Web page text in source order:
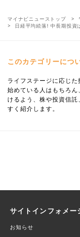
マイナビニューストップ
日経平均続落! 中長期投資
このカテゴリーにつ
ライフステージに応じ
始めている人はもちろ
けるよう、株や投資信
すく紹介します。
サイトインフォメー
お知らせ